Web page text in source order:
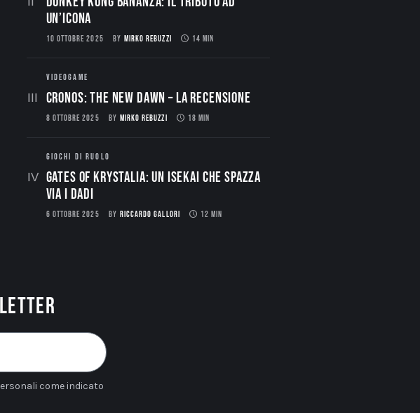
un’Icona
10 OTTOBRE 2025 BY MIRKO REBUZZI 14 MIN
VIDEOGAME
CRONOS: THE NEW DAWN – La Recensione
8 OTTOBRE 2025 BY MIRKO REBUZZI 18 MIN
GIOCHI DI RUOLO
Gates of Krystalia: Un Isekai che spazza
via i dadi
6 OTTOBRE 2025 BY RICCARDO GALLORI 12 MIN
come indicato